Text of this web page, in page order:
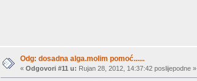
Odg: dosadna alga.molim pomoć......
«Odgovori #11 u: Rujan 28, 2012, 14:37:42 poslijepodne »